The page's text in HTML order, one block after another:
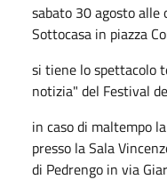
sabato 30 agosto
Sottocasa in piazza
si tiene lo spettacolo
notizia" del Festival
in caso di maltempo
presso la Sala
di Pedrengo in via